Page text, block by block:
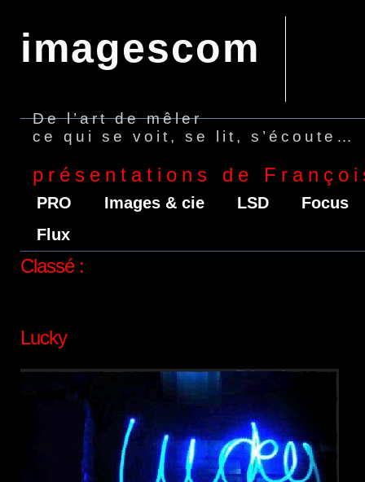
imagescom
De l’art de mêler
ce qui se voit, se lit, s’écoute…
présentations de
PRO Images & cie LSD
Focus
Flux
Classé :
Lucky